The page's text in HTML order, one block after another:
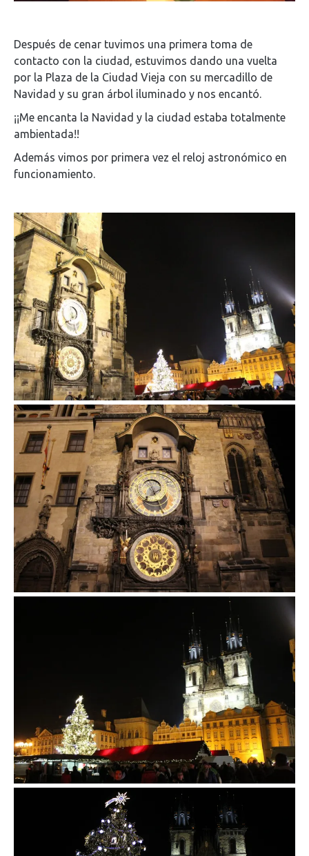
Después de cenar tuvimos una primera toma de
contacto con la ciudad, estuvimos dando una vuelta
por la Plaza de la Ciudad Vieja con su mercadillo de
Navidad y su gran árbol iluminado y nos encantó.
¡¡Me encanta la Navidad y la ciudad estaba totalmente
ambientada!!
Además vimos por primera vez el reloj astronómico en
funcionamiento.